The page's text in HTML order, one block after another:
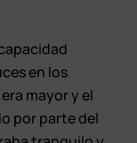
en los
mayor y el
por parte del